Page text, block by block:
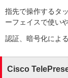
指先で操作するタ
ーフェイスで使い
認証、暗号化によ
Cisco